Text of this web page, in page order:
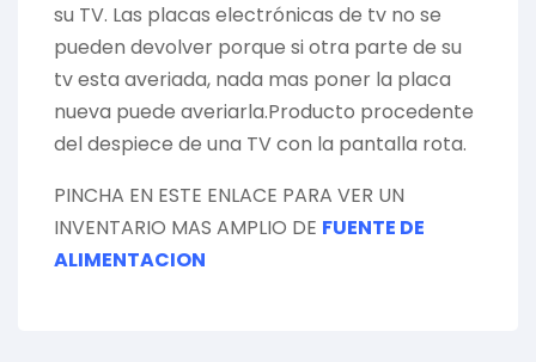
su TV. Las placas electrónicas de tv no se
pueden devolver porque si otra parte de su
tv esta averiada, nada mas poner la placa
nueva puede averiarla.Producto procedente
del despiece de una TV con la pantalla rota.
PINCHA EN ESTE ENLACE PARA VER UN
INVENTARIO MAS AMPLIO DE FUENTE DE
ALIMENTACION